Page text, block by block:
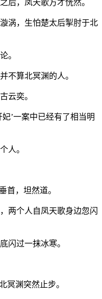
后，凤天歌方才恍然。
涡，生怕楚太后掣肘于北
。
不算北冥渊的人。
云奕。
’一案中已经有了相当明
人。
首，坦然道。
两个人自凤天歌身边忽闪
闪过一抹冰寒。
冥渊突然止步。